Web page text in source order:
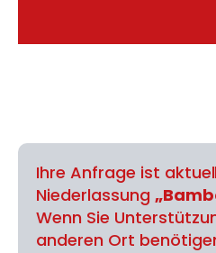
Ihre Anfrage ist
Niederlassung
Wenn Sie
anderen Ort